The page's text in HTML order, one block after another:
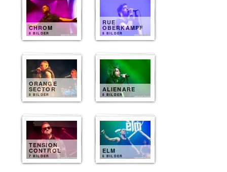
CHROM
8 BILDER
RUE
OBERKAMPF
8 BILDER
ORANGE
SECTOR
8 BILDER
ALIENARE
8 BILDER
TENSION
CONTROL
7 BILDER
ELM
6 BILDER